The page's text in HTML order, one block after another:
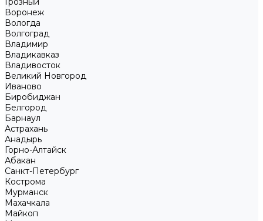
Воронеж
Вологда
Волгоград
Владимир
Владикавказ
Владивосток
Великий Новгород
Иваново
Биробиджан
Белгород
Барнаул
Астрахань
Анадырь
Горно-Алтайск
Абакан
Санкт-Петербург
Кострома
Мурманск
Махачкала
Майкоп